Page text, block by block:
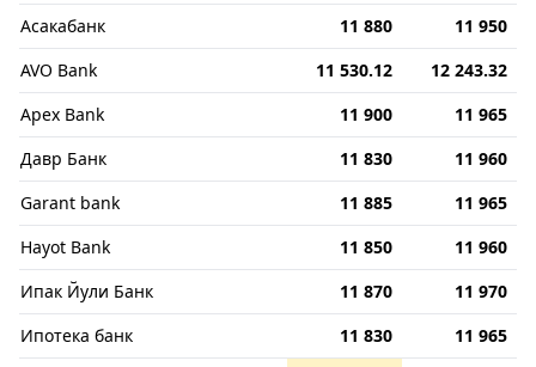
Асакабанк
11 880
11 950
AVO Bank
11 530.12
12 243.32
Apex Bank
11 900
11 965
Давр Банк
11 830
11 960
Garant bank
11 885
11 965
Hayot Bank
11 850
11 960
Ипак Йули Банк
11 870
11 970
Ипотека банк
11 830
11 965